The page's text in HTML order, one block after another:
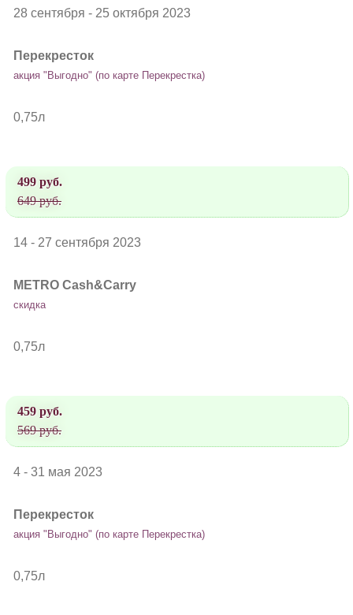
28 сентября - 25 октября 2023
Перекресток
акция "Выгодно" (по карте Перекрестка)
0,75л
499 руб.
649 руб.
14 - 27 сентября 2023
METRO Cash&Carry
скидка
0,75л
459 руб.
569 руб.
4 - 31 мая 2023
Перекресток
акция "Выгодно" (по карте Перекрестка)
0,75л